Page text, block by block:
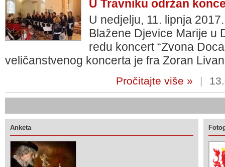
U Travniku održan
U nedjelju, 11. lipnja
Blažene Djevice Marije u
redu koncert “Zvona
veličanstvenog koncerta je fra Zoran
Pročitajte više » |
Anketa